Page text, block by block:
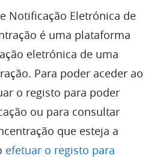
Notificação Eletrónica de
é uma plataforma
eletrónica de uma
Para poder aceder ao
o registo para poder
ou para consultar
que esteja a
efetuar o registo para